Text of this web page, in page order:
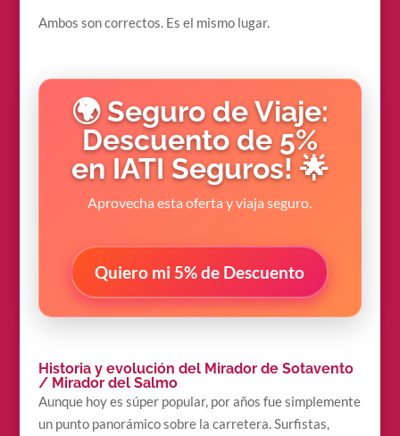
Ambos son correctos. Es el mismo lugar.
🌍 Seguro de Viaje:
Descuento de 5%
en IATI Seguros! 🌟
Aprovecha esta oferta y viaja seguro.
Quiero mi 5% de Descuento
Historia y evolución del Mirador de Sotavento
/ Mirador del Salmo
Aunque hoy es súper popular, por años fue simplemente
un punto panorámico sobre la carretera. Surfistas,